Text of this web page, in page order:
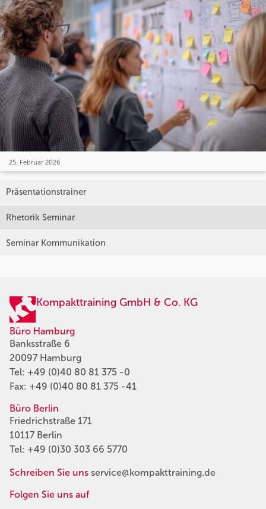
25. Februar 2026
Präsentationstrainer
Rhetorik Seminar
Seminar Kommunikation
Kompakttraining GmbH & Co. KG
Büro Hamburg
Banksstraße 6
20097 Hamburg
Tel: +49 (0)40 80 81 375 -0
Fax: +49 (0)40 80 81 375 -41
Büro Berlin
Friedrichstraße 171
10117 Berlin
Tel: +49 (0)30 303 66 5770
Schreiben Sie uns service@kompakttraining.de
Folgen Sie uns auf